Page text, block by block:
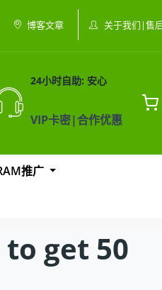
博客文章 关于我们|售
24小时自助: 安心
VIP卡密|合作优惠
推广
to get 50